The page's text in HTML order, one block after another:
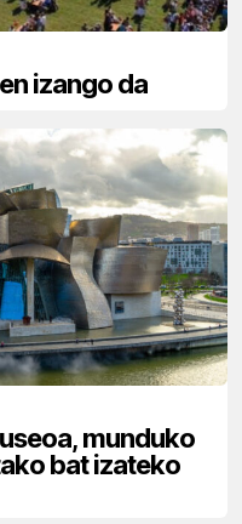
izango da
munduko
bat izateko